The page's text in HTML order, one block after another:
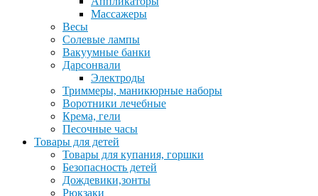
Массажеры
Весы
Солевые лампы
Вакуумные банки
Дарсонвали
Электроды
Триммеры, маникюрные наборы
Воротники лечебные
Крема, гели
Песочные часы
Товары для детей
Товары для купания, горшки
Безопасность детей
Дождевики,зонты
Рюкзаки